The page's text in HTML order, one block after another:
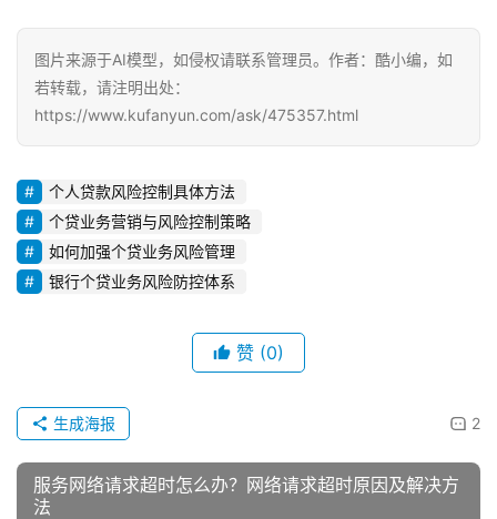
图片来源于AI模型，如侵权请联系管理员。作者：酷小编，如
若转载，请注明出处：
https://www.kufanyun.com/ask/475357.html
个人贷款风险控制具体方法
个贷业务营销与风险控制策略
如何加强个贷业务风险管理
银行个贷业务风险防控体系
赞 (0)
2
生成海报
服务网络请求超时怎么办？网络请求超时原因及解决方
法